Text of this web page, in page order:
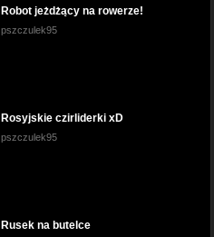
Robot jeżdżący na rowerze!
pszczulek95
Rosyjskie czirliderki xD
pszczulek95
Rusek na butelce